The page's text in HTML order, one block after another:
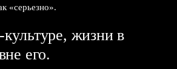
«серьезно».
жизни в
его.